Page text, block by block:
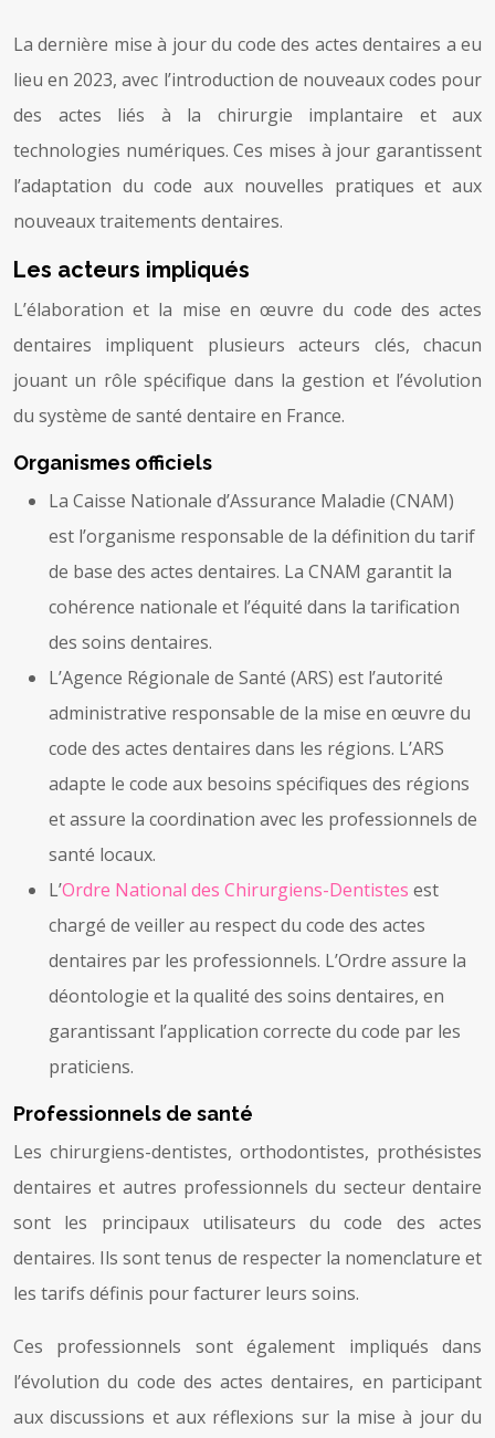
La dernière mise à jour du code des actes dentaires a eu
lieu en 2023, avec l’introduction de nouveaux codes pour
des actes liés à la chirurgie implantaire et aux
technologies numériques. Ces mises à jour garantissent
l’adaptation du code aux nouvelles pratiques et aux
nouveaux traitements dentaires.
Les acteurs impliqués
L’élaboration et la mise en œuvre du code des actes
dentaires impliquent plusieurs acteurs clés, chacun
jouant un rôle spécifique dans la gestion et l’évolution
du système de santé dentaire en France.
Organismes officiels
La Caisse Nationale d’Assurance Maladie (CNAM)
est l’organisme responsable de la définition du tarif
de base des actes dentaires. La CNAM garantit la
cohérence nationale et l’équité dans la tarification
des soins dentaires.
L’Agence Régionale de Santé (ARS) est l’autorité
administrative responsable de la mise en œuvre du
code des actes dentaires dans les régions. L’ARS
adapte le code aux besoins spécifiques des régions
et assure la coordination avec les professionnels de
santé locaux.
L’Ordre National des Chirurgiens-Dentistes est
chargé de veiller au respect du code des actes
dentaires par les professionnels. L’Ordre assure la
déontologie et la qualité des soins dentaires, en
garantissant l’application correcte du code par les
praticiens.
Professionnels de santé
Les chirurgiens-dentistes, orthodontistes, prothésistes
dentaires et autres professionnels du secteur dentaire
sont les principaux utilisateurs du code des actes
dentaires. Ils sont tenus de respecter la nomenclature et
les tarifs définis pour facturer leurs soins.
Ces professionnels sont également impliqués dans
l’évolution du code des actes dentaires, en participant
aux discussions et aux réflexions sur la mise à jour du